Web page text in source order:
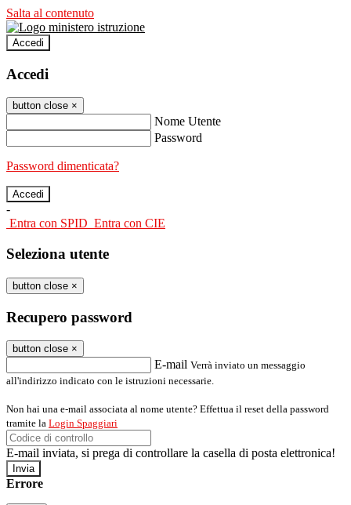
Salta al contenuto
Accedi
Accedi
button close ×
Nome Utente
Password
Password dimenticata?
-
Entra con SPID Entra con CIE
Seleziona utente
button close ×
Recupero password
button close ×
E-mail Verrà inviato un messaggio
all'indirizzo indicato con le istruzioni necessarie.
Non hai una e-mail associata al nome utente? Effettua il reset della password
tramite la Login Spaggiari
E-mail inviata, si prega di controllare la casella di posta elettronica!
Errore